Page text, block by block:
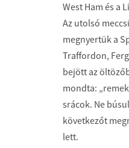
West Ham és a
Az utolsó
megnyertük a
Traffordon,
bejött az
mondta:
srácok. Ne
következőt
lett.